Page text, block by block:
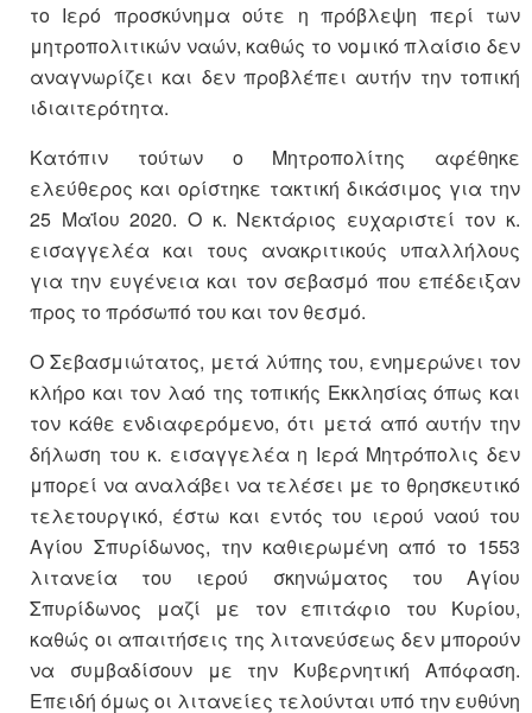
το Ιερό προσκύνημα ούτε η πρόβλεψη περί των
μητροπολιτικών ναών, καθώς το νομικό πλαίσιο δεν
αναγνωρίζει και δεν προβλέπει αυτήν την τοπική
ιδιαιτερότητα.
Κατόπιν τούτων ο Μητροπολίτης αφέθηκε
ελεύθερος και ορίστηκε τακτική δικάσιμος για την
25 Μαΐου 2020. Ο κ. Νεκτάριος ευχαριστεί τον κ.
εισαγγελέα και τους ανακριτικούς υπαλλήλους
για την ευγένεια και τον σεβασμό που επέδειξαν
προς το πρόσωπό του και τον θεσμό.
Ο Σεβασμιώτατος, μετά λύπης του, ενημερώνει τον
κλήρο και τον λαό της τοπικής Εκκλησίας όπως και
τον κάθε ενδιαφερόμενο, ότι μετά από αυτήν την
δήλωση του κ. εισαγγελέα η Ιερά Μητρόπολις δεν
μπορεί να αναλάβει να τελέσει με το θρησκευτικό
τελετουργικό, έστω και εντός του ιερού ναού του
Αγίου Σπυρίδωνος, την καθιερωμένη από το 1553
λιτανεία του ιερού σκηνώματος του Αγίου
Σπυρίδωνος μαζί με τον επιτάφιο του Κυρίου,
καθώς οι απαιτήσεις της λιτανεύσεως δεν μπορούν
να συμβαδίσουν με την Κυβερνητική Απόφαση.
Επειδή όμως οι λιτανείες τελούνται υπό την ευθύνη